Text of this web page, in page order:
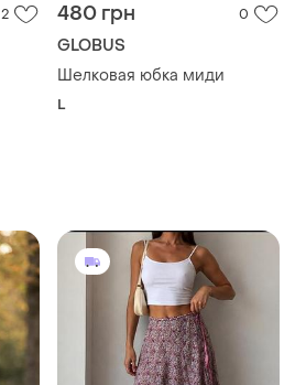
2 480 грн 0
GLOBUS
Шелковая юбка миди
L